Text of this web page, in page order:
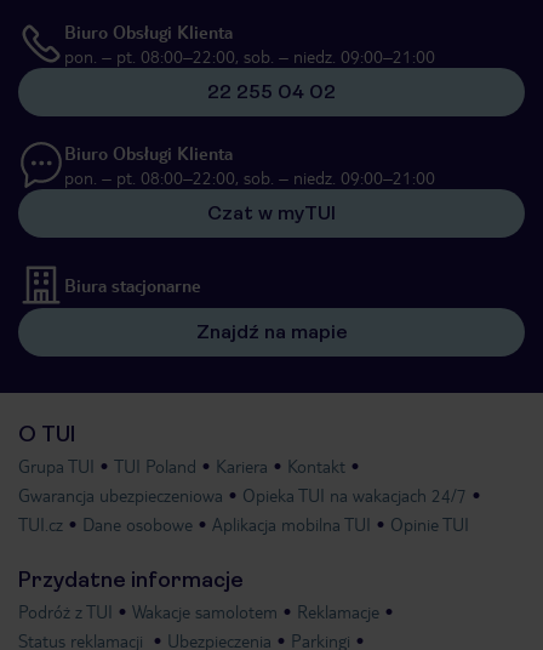
Biuro Obsługi Klienta
pon. – pt. 08:00–22:00, sob. – niedz. 09:00–21:00
22 255 04 02
Biuro Obsługi Klienta
pon. – pt. 08:00–22:00, sob. – niedz. 09:00–21:00
Czat w myTUI
Biura stacjonarne
Znajdź na mapie
O TUI
Grupa TUI TUI Poland Kariera
Kontakt
Gwarancja ubezpieczeniowa
Opieka TUI na wakacjach 24/7
TUI.cz
Dane osobowe Aplikacja mobilna TUI Opinie TUI
Przydatne informacje
Podróż z TUI Wakacje samolotem
Reklamacje
Status reklamacji
Ubezpieczenia Parkingi